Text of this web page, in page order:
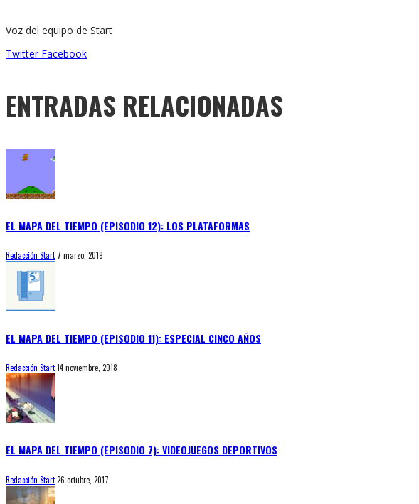
Voz del equipo de Start
Twitter Facebook
ENTRADAS RELACIONADAS
EL MAPA DEL TIEMPO (EPISODIO 12): LOS PLATAFORMAS
Redacción Start 7 marzo, 2019
EL MAPA DEL TIEMPO (EPISODIO 11): ESPECIAL CINCO AÑOS
Redacción Start14 noviembre, 2018
EL MAPA DEL TIEMPO (EPISODIO 7): VIDEOJUEGOS DEPORTIVOS
Redacción Start26 octubre, 2017